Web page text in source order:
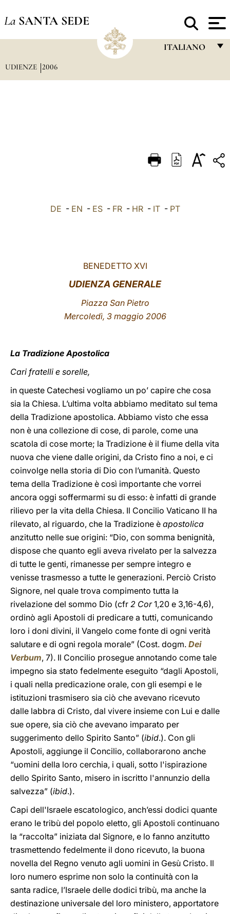
La SANTA SEDE
ITALIANO
DEUTSCH
العربيّة
UDIENZE 2006
DE - EN - ES- FR- HR- IT- PT
BENEDETTO XVI
UDIENZA GENERALE
Piazza San Pietro
Mercoledì, 3 maggio 2006
La Tradizione Apostolica
Cari fratelli e sorelle,
in queste Catechesi vogliamo un po’ capire che cosa
sia la Chiesa. L’ultima volta abbiamo meditato sul tema
della Tradizione apostolica. Abbiamo visto che essa
non è una collezione di cose, di parole, come una
scatola di cose morte; la Tradizione è il fiume della vita
nuova che viene dalle origini, da Cristo fino a noi, e ci
coinvolge nella storia di Dio con l’umanità. Questo
tema della Tradizione è così importante che vorrei
ancora oggi soffermarmi su di esso: è infatti di grande
rilievo per la vita della Chiesa. Il Concilio Vaticano II ha
rilevato, al riguardo, che la Tradizione è apostolica
anzitutto nelle sue origini: “Dio, con somma benignità,
dispose che quanto egli aveva rivelato per la salvezza
di tutte le genti, rimanesse per sempre integro e
venisse trasmesso a tutte le generazioni. Perciò Cristo
Signore, nel quale trova compimento tutta la
rivelazione del sommo Dio (cfr 2 Cor1,20 e 3,16-4,6),
ordinò agli Apostoli di predicare a tutti, comunicando
loro i doni divini, il Vangelo come fonte di ogni verità
salutare e di ogni regola morale” (Cost. dogm. Dei
Verbum, 7). Il Concilio prosegue annotando come tale
impegno sia stato fedelmente eseguito “dagli Apostoli,
i quali nella predicazione orale, con gli esempi e le
istituzioni trasmisero sia ciò che avevano ricevuto
dalle labbra di Cristo, dal vivere insieme con Lui e dalle
sue opere, sia ciò che avevano imparato per
suggerimento dello Spirito Santo” (ibid.). Con gli
Apostoli, aggiunge il Concilio, collaborarono anche
“uomini della loro cerchia, i quali, sotto l'ispirazione
dello Spirito Santo, misero in iscritto l'annunzio della
salvezza” (ibid.).
Capi dell'Israele escatologico, anch’essi dodici quante
erano le tribù del popolo eletto, gli Apostoli continuano
la “raccolta” iniziata dal Signore, e lo fanno anzitutto
trasmettendo fedelmente il dono ricevuto, la buona
novella del Regno venuto agli uomini in Gesù Cristo. Il
loro numero esprime non solo la continuità con la
santa radice, l’Israele delle dodici tribù, ma anche la
destinazione universale del loro ministero, apportatore